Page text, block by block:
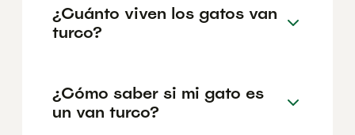
¿Cuánto viven los gatos van
turco?
¿Cómo saber si mi gato es
un van turco?